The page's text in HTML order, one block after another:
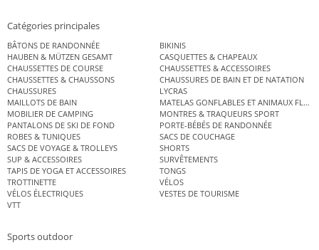
Catégories principales
BÂTONS DE RANDONNÉE
BIKINIS
HAUBEN & MÜTZEN GESAMT
CASQUETTES & CHAPEAUX
CHAUSSETTES DE COURSE
CHAUSSETTES & ACCESSOIRES
CHAUSSETTES & CHAUSSONS
CHAUSSURES DE BAIN ET DE NATATION
CHAUSSURES
LYCRAS
MAILLOTS DE BAIN
MATELAS GONFLABLES ET ANIMAUX
MOBILIER DE CAMPING
MONTRES & TRAQUEURS SPORT
PANTALONS DE SKI DE FOND
PORTE-BÉBÉS DE RANDONNÉE
ROBES & TUNIQUES
SACS DE COUCHAGE
SACS DE VOYAGE & TROLLEYS
SHORTS
SUP & ACCESSOIRES
SURVÊTEMENTS
TAPIS DE YOGA ET ACCESSOIRES
TONGS
TROTTINETTE
VÉLOS
VÉLOS ÉLECTRIQUES
VESTES DE TOURISME
VTT
Sports outdoor